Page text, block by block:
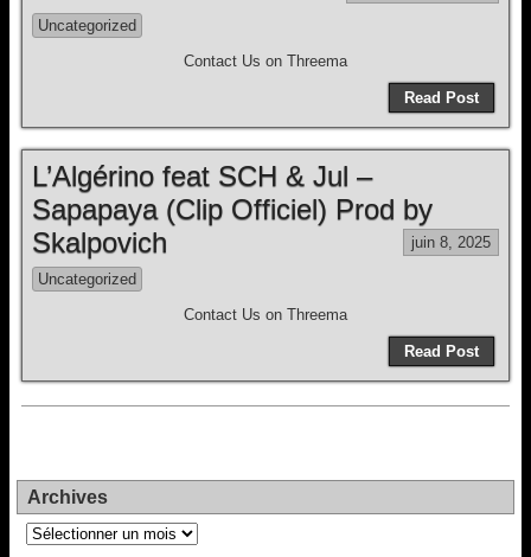
Uncategorized
Contact Us on Threema
Read Post
L’Algérino feat SCH & Jul –
Sapapaya (Clip Officiel) Prod by
Skalpovich
juin 8, 2025
Uncategorized
Contact Us on Threema
Read Post
Archives
Archives